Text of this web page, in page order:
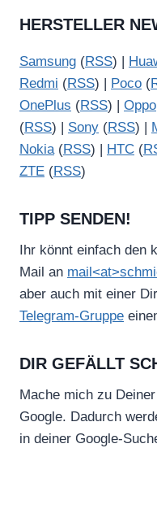
HERSTELLER
Samsung (RSS) |
Redmi (RSS) | Poco (
OnePlus (RSS) | Oppo
(RSS) | Sony (RSS) |
Nokia(RSS) | HTC (
ZTE (RSS)
TIPP SENDEN!
Ihr könnt einfach den
Mail an
aber auch mit einer
Telegram-Gruppe
DIR GEFÄLLT
Mache mich zu
Google. Dadurch
in deiner Google-